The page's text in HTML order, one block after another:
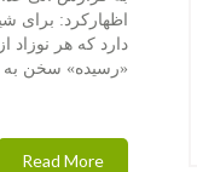
اظهارکرد: برای
دارد که هر نوزاد
«رسیده» سخن به
Read More